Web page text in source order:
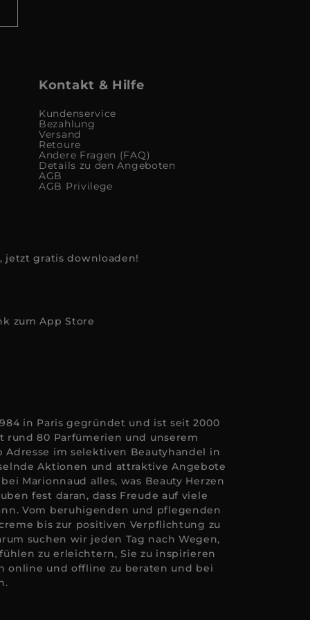
Kontakt & Hilfe
Kundenservice
Bezahlung
Versand
Retoure
Andere Fragen (FAQ)
Details zu den Angeboten
AGB
AGB Privilege
jetzt gratis downloaden!
in Paris gegründet und ist seit 2000
rund 80 Parfümerien und unserem
im selektiven Beautyhandel in
Aktionen und attraktive Angebote
Marionnaud alles, was Beauty Herzen
fest daran, dass Freude auf viele
Vom beruhigenden und pflegenden
bis zur positiven Verpflichtung zu
suchen wir jeden Tag nach Wegen,
zu erleichtern, Sie zu inspirieren
online und offline zu beraten und bei